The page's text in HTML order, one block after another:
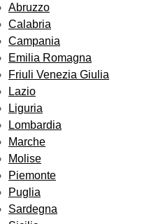
Abruzzo
Calabria
Campania
Emilia Romagna
Friuli Venezia Giulia
Lazio
Liguria
Lombardia
Marche
Molise
Piemonte
Puglia
Sardegna